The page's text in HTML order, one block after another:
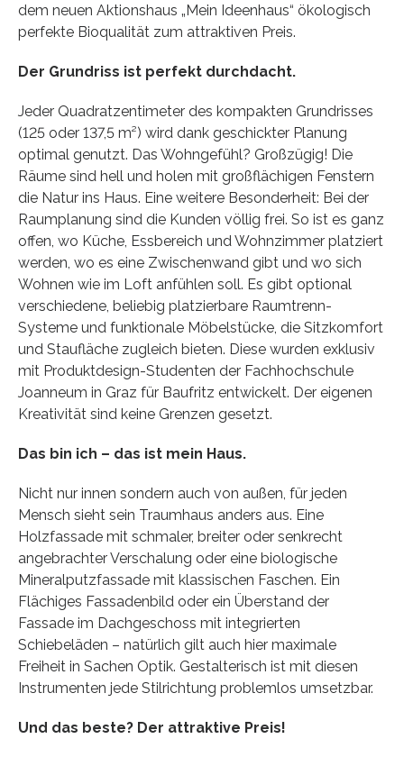
dem neuen Aktionshaus „Mein Ideenhaus“ ökologisch
perfekte Bioqualität zum attraktiven Preis.
Der Grundriss ist perfekt durchdacht.
Jeder Quadratzentimeter des kompakten Grundrisses
(125 oder 137,5 m²) wird dank geschickter Planung
optimal genutzt. Das Wohngefühl? Großzügig! Die
Räume sind hell und holen mit großflächigen Fenstern
die Natur ins Haus. Eine weitere Besonderheit: Bei der
Raumplanung sind die Kunden völlig frei. So ist es ganz
offen, wo Küche, Essbereich und Wohnzimmer platziert
werden, wo es eine Zwischenwand gibt und wo sich
Wohnen wie im Loft anfühlen soll. Es gibt optional
verschiedene, beliebig platzierbare Raumtrenn-
Systeme und funktionale Möbelstücke, die Sitzkomfort
und Staufläche zugleich bieten. Diese wurden exklusiv
mit Produktdesign-Studenten der Fachhochschule
Joanneum in Graz für Baufritz entwickelt. Der eigenen
Kreativität sind keine Grenzen gesetzt.
Das bin ich – das ist mein Haus.
Nicht nur innen sondern auch von außen, für jeden
Mensch sieht sein Traumhaus anders aus. Eine
Holzfassade mit schmaler, breiter oder senkrecht
angebrachter Verschalung oder eine biologische
Mineralputzfassade mit klassischen Faschen. Ein
Flächiges Fassadenbild oder ein Überstand der
Fassade im Dachgeschoss mit integrierten
Schiebeläden – natürlich gilt auch hier maximale
Freiheit in Sachen Optik. Gestalterisch ist mit diesen
Instrumenten jede Stilrichtung problemlos umsetzbar.
Und das beste? Der attraktive Preis!